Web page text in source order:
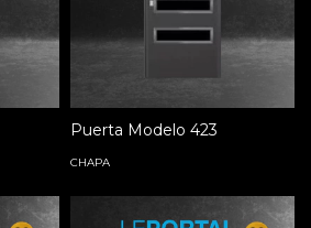
Puerta Modelo 423
CHAPA